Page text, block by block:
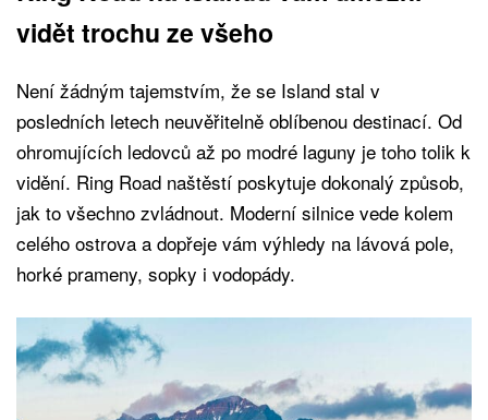
vidět trochu ze všeho
Není žádným tajemstvím, že se Island stal v
posledních letech neuvěřitelně oblíbenou destinací. Od
ohromujících ledovců až po modré laguny je toho tolik k
vidění. Ring Road naštěstí poskytuje dokonalý způsob,
jak to všechno zvládnout. Moderní silnice vede kolem
celého ostrova a dopřeje vám výhledy na lávová pole,
horké prameny, sopky i vodopády.